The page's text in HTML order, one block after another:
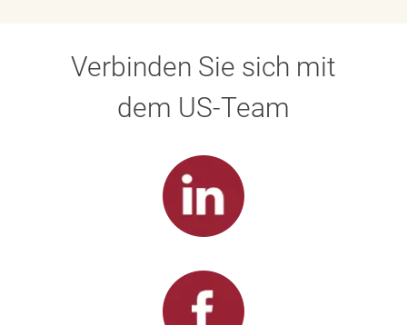
Verbinden Sie sich mit
dem US-Team